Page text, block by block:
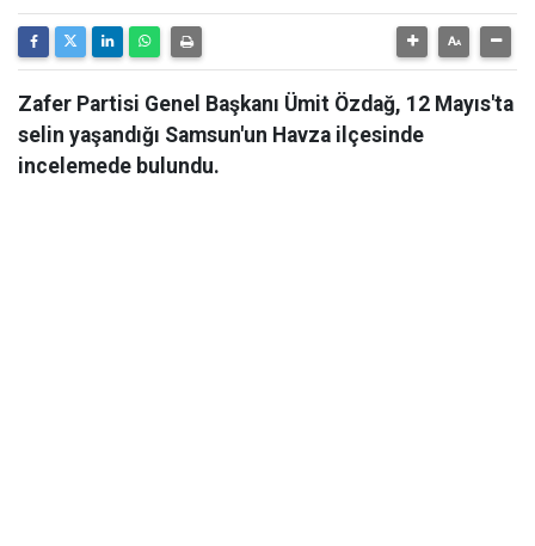
Zafer Partisi Genel Başkanı Ümit Özdağ, 12 Mayıs'ta
selin yaşandığı Samsun'un Havza ilçesinde
incelemede bulundu.